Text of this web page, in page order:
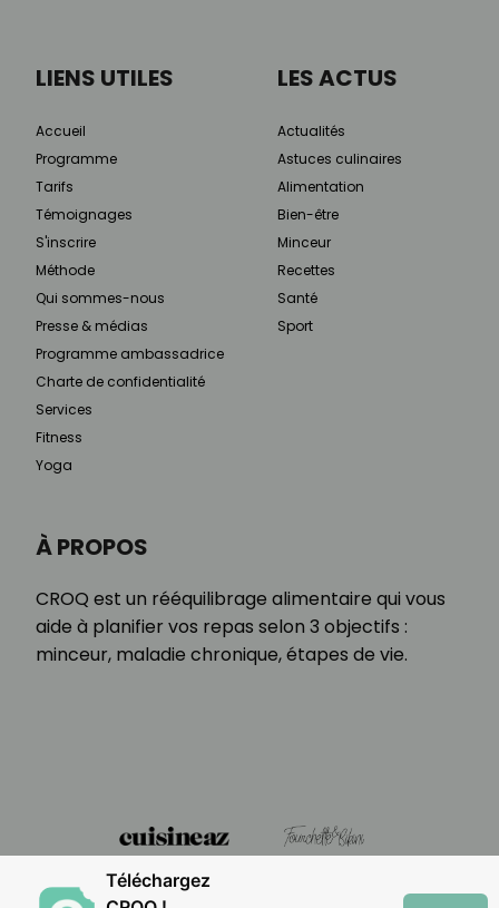
À PROPOS
CROQ est un rééquilibrage alimentaire qui vous
aide à planifier vos repas selon 3 objectifs :
minceur, maladie chronique, étapes de vie.
LIENS UTILES
Accueil
Programme
Tarifs
Témoignages
S'inscrire
Méthode
Qui sommes-nous
Presse & médias
Programme ambassadrice
Charte de confidentialité
Services
Fitness
Yoga
LES ACTUS
Actualités
Astuces culinaires
Alimentation
Bien-être
Minceur
Recettes
Santé
Sport
Téléchargez